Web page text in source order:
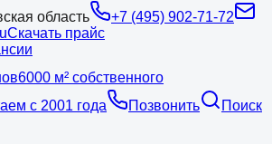
область
+7 (495) 902-71-72
Скачать прайс
6000 м² собственного
с 2001 года Позвонить
Поиск